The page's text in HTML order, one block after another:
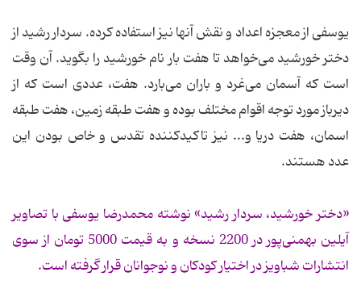
یوسفی از معجزه اعداد و نقش آنها نیز استفاده کرده. سردار رشید از
دختر خورشید می‌خواهد تا هفت بار نام خورشید را بگوید. آن وقت
است که آسمان می‌غرد و باران می‌بارد. هفت، عددی است که از
دیرباز مورد توجه اقوام مختلف بوده و هفت طبقه زمین، هفت طبقه
اسمان، هفت دریا و... نیز تاکیدکننده تقدس و خاص بودن این
عدد هستند.
«دختر خورشید، سردار رشید» نوشته محمدرضا یوسفی با تصاویر
آیلین بهمنی‌پور در 2200 نسخه و به قیمت 5000 تومان از سوی
انتشارات شباویز در اختیار کودکان و نوجوانان قرار گرفته است.